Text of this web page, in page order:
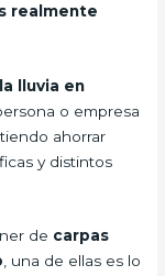
realmente
lluvia en
o empresa
ahorrar
y distintos
de carpas
, una de ellas es lo